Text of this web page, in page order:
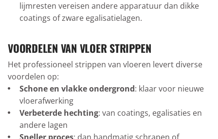
lijmresten vereisen andere apparatuur dan dikke
coatings of zware egalisatielagen.
VOORDELEN VAN VLOER STRIPPEN
Het professioneel strippen van vloeren levert diverse
voordelen op:
Schone en vlakke ondergrond: klaar voor nieuwe
vloerafwerking
Verbeterde hechting: van coatings, egalisaties en
andere lagen